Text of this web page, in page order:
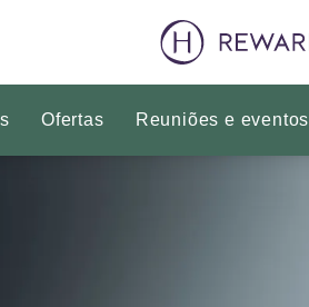
Ofertas Reuniões e eventos